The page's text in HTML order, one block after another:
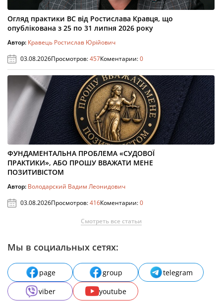
Огляд практики ВС від Ростислава Кравця, що
опублікована з 25 по 31 липня 2026 року
Автор: Кравець Ростислав Юрійович
03.08.2026Просмотров:457Коментарии:0
ФУНДАМЕНТАЛЬНА ПРОБЛЕМА «СУДОВОЇ
ПРАКТИКИ», АБО ПРОШУ ВВАЖАТИ МЕНЕ
ПОЗИТИВІСТОМ
Автор: Володарский Вадим Леонидович
03.08.2026Просмотров:416Коментарии:0
Смотреть все статьи
Мы в социальных сетях:
page group
telegram
viber
youtube